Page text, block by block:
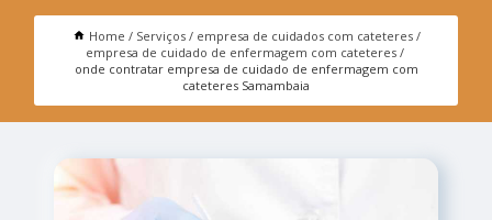
Home Serviços
empresa de cuidados com cateteres
empresa de cuidado de enfermagem com cateteres
onde contratar empresa de cuidado de enfermagem com
cateteres Samambaia